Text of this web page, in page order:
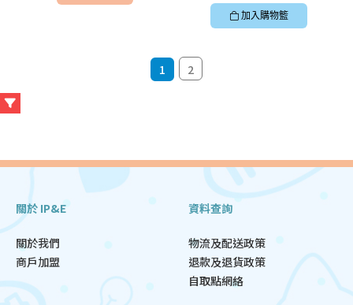
加入購物籃
1 2
關於 IP&E
關於我們
商戶加盟
資料查詢
物流及配送政策
退款及退貨政策
自取點網絡